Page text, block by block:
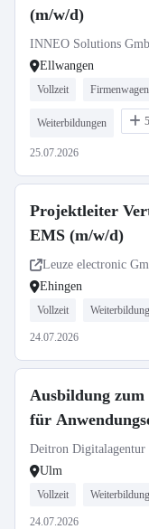
(m/w/d)
INNEO Solutions
Ellwangen
Vollzeit Firmenwagen
Weiterbildungen 5
25.07.2026
Projektleiter
EMS (m/w/d)
Leuze electronic
Ehingen
Vollzeit
24.07.2026
Ausbildung
für
Deitron Digitalagentur
Ulm
Vollzeit
24.07.2026